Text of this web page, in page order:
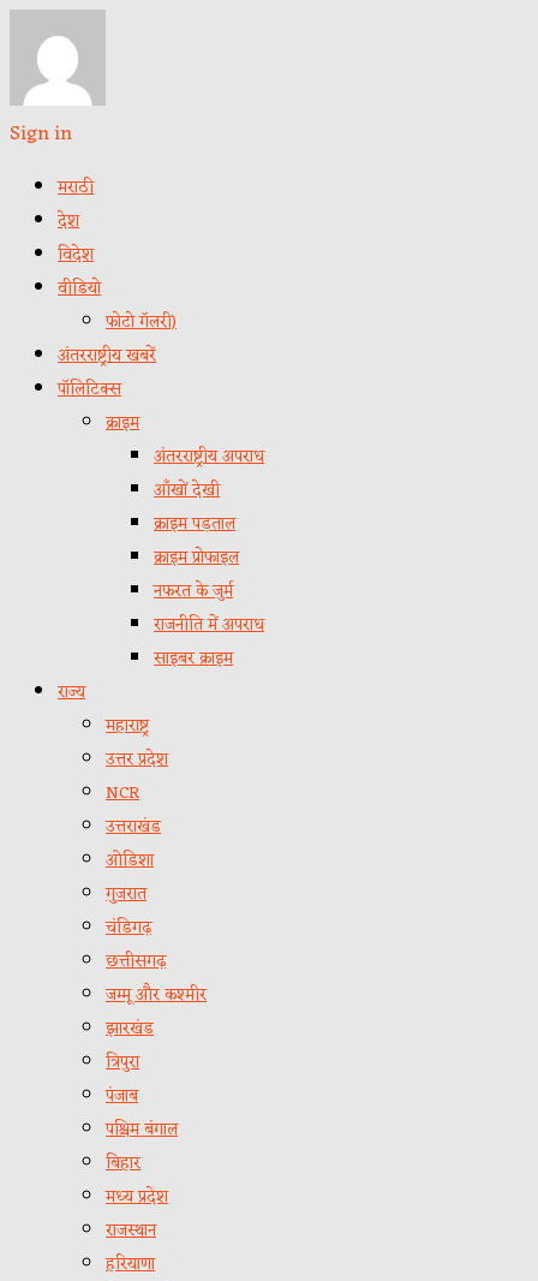
Sign in
मराठी
देश
विदेश
वीडियो
फोटो गॅलरी)
अंतरराष्ट्रीय खबरें
पॉलिटिक्स
क्राइम
अंतरराष्ट्रीय अपराध
आँखों देखी
क्राइम पड़ताल
क्राइम प्रोफाइल
नफरत के जुर्म
राजनीति में अपराध
साइबर क्राइम
राज्य
महाराष्ट्र
उत्तर प्रदेश
NCR
उत्तराखंड
ओडिशा
गुजरात
चंडिगढ़
छत्तीसगढ़
जम्मू और कश्मीर
झारखंड
त्रिपुरा
पंजाब
पश्चिम बंगाल
बिहार
मध्य प्रदेश
राजस्थान
हरियाणा